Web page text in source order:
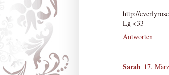
http://
Lg <33
Antworten
Sarah 17.